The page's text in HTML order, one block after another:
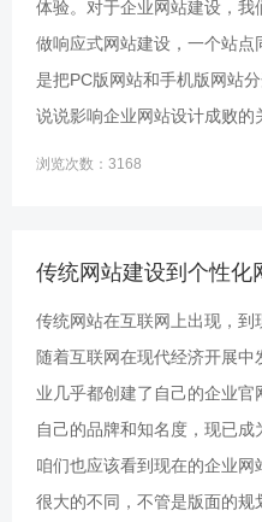
体验。对于企业网站建设，
做响应式网站建设，一个站
是把PC版网站和手机版网站
说说影响企业网站设计成败的
浏览次数：3168
传统网站建设到个性化
传统网站在互联网上出现，到
随着互联网在现代经济开展
业几乎都创建了自己的企业
自己的品牌和知名度，现已
咱们也应该看到现在的企业
很大的不同，不管是版面的